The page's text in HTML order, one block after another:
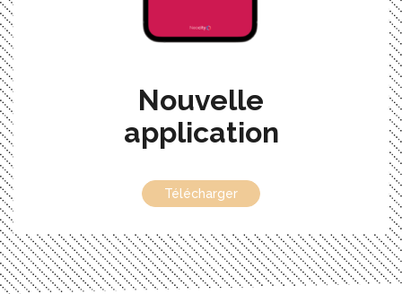
Nouvelle
application
Télécharger